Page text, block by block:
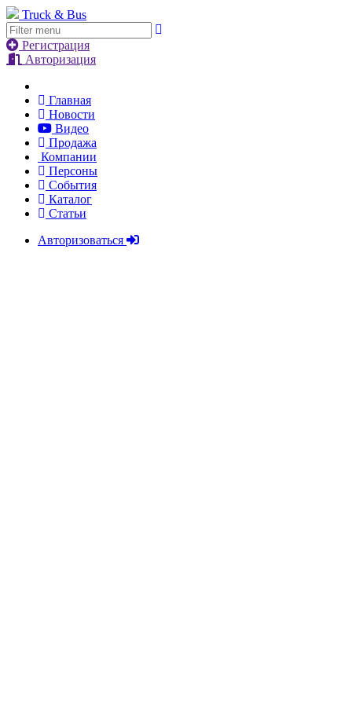
Truck & Bus
Регистрация
Авторизация
Главная
Новости
Видео
Продажа
Компании
Персоны
События
Каталог
Статьи
Авторизоваться